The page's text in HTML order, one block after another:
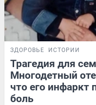
ЗДОРОВЬЕ ИСТОРИИ
Трагедия для
Многодетный
что его инфаркт
боль